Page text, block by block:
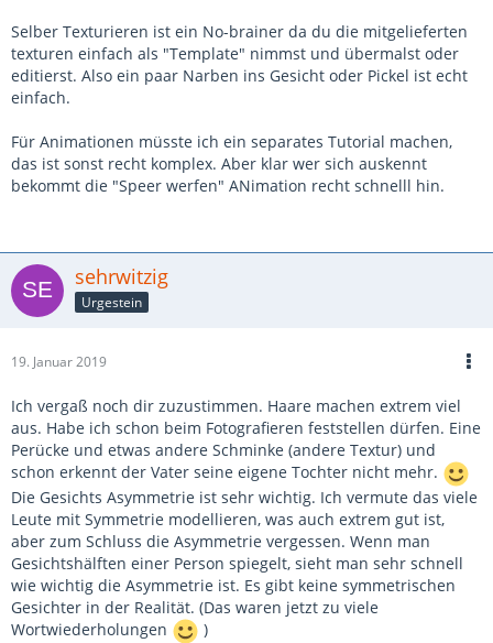
Selber Texturieren ist ein No-brainer da du die mitgelieferten
texturen einfach als "Template" nimmst und übermalst oder
editierst. Also ein paar Narben ins Gesicht oder Pickel ist echt
einfach.
Für Animationen müsste ich ein separates Tutorial machen,
das ist sonst recht komplex. Aber klar wer sich auskennt
bekommt die "Speer werfen" ANimation recht schnelll hin.
sehrwitzig
Urgestein
19. Januar 2019
Ich vergaß noch dir zuzustimmen. Haare machen extrem viel
aus. Habe ich schon beim Fotografieren feststellen dürfen. Eine
Perücke und etwas andere Schminke (andere Textur) und
schon erkennt der Vater seine eigene Tochter nicht mehr.
Die Gesichts Asymmetrie ist sehr wichtig. Ich vermute das viele
Leute mit Symmetrie modellieren, was auch extrem gut ist,
aber zum Schluss die Asymmetrie vergessen. Wenn man
Gesichtshälften einer Person spiegelt, sieht man sehr schnell
wie wichtig die Asymmetrie ist. Es gibt keine symmetrischen
Gesichter in der Realität. (Das waren jetzt zu viele
Wortwiederholungen
)